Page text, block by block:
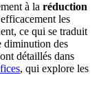
à la réduction
les
ce qui se traduit
diminution des
détaillés dans
, qui explore les